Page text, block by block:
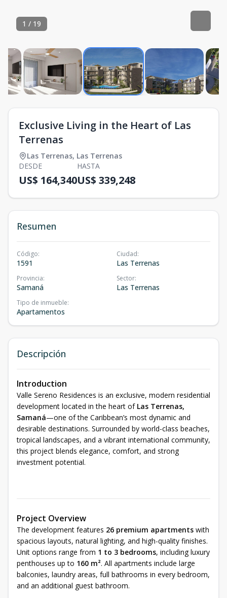
1 / 19
Exclusive Living in the Heart of Las
Terrenas
Las Terrenas, Las Terrenas
DESDE
US$ 164,340
HASTA
US$ 339,248
Resumen
Código:
1591
Ciudad:
Las Terrenas
Provincia:
Samaná
Sector:
Las Terrenas
Tipo de inmueble:
Apartamentos
Descripción
Introduction
Valle Sereno Residences is an exclusive, modern residential
development located in the heart of Las Terrenas,
Samaná—one of the Caribbean’s most dynamic and
desirable destinations. Surrounded by world-class beaches,
tropical landscapes, and a vibrant international community,
this project blends elegance, comfort, and strong
investment potential.
Project Overview
The development features 26 premium apartments with
spacious layouts, natural lighting, and high-quality finishes.
Unit options range from 1 to 3 bedrooms, including luxury
penthouses up to 160 m². All apartments include large
balconies, laundry areas, full bathrooms in every bedroom,
and an additional guest bathroom.